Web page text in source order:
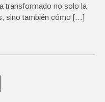
transformado no solo la
sino también cómo […]